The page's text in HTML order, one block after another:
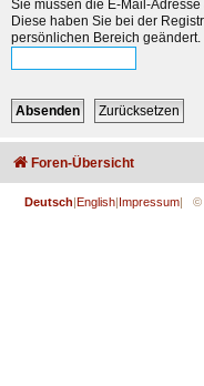
Sie müssen die E-Mail-
Diese haben Sie bei der
persönlichen Bereich geändert.
Foren-Übersicht
Deutsch English Impressum | ©